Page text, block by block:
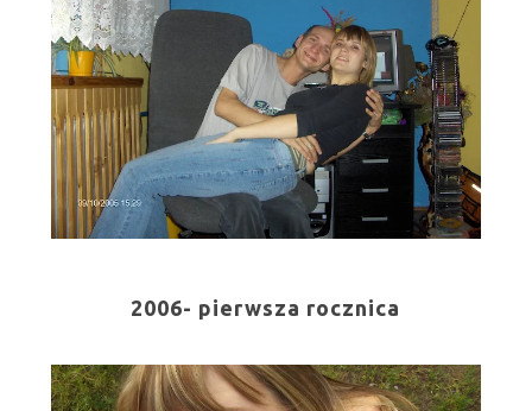
2006- pierwsza rocznica